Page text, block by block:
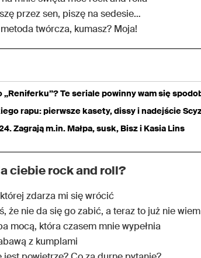
przez sen, piszę na sedesie…
twórcza, kumasz? Moja!
„Reniferku”? Te seriale powinny wam się
rapu: pierwsze kasety, dissy i nadejście
Zagrają m.in. Małpa, susk, Bisz i Kasia Lins
ciebie rock and roll?
zdarza mi się wrócić
że nie da się go zabić, a teraz to już nie wiem
mocą, która czasem mnie wypełnia
z kumplami